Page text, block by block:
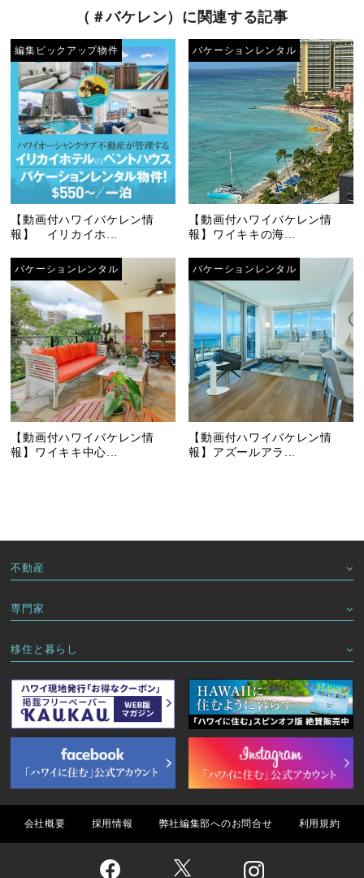
（＃バケレン）に関連する記事
編集ピックアップ物件
【動画付ハワイバケレン情
報】 イリカイホ...
バケーションレンタル
【動画付ハワイバケレン情
報】ワイキキの海...
バケーションレンタル
【動画付ハワイバケレン情
報】ワイキキ中心...
バケーションレンタル
【動画付ハワイバケレン情
報】アズールアラ...
不動産
専門家
移住と暮らし
会社概要 採用情報 弊社編集部へのお問合せ 利用規約